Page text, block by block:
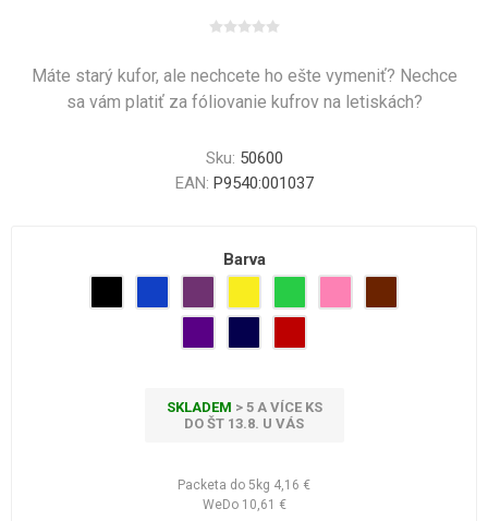
Máte starý kufor, ale nechcete ho ešte vymeniť? Nechce
sa vám platiť za fóliovanie kufrov na letiskách?
Sku: 50600
EAN: P9540:001037
Barva
SKLADEM > 5 A VÍCE KS
DO ŠT 13.8. U VÁS
Packeta do 5kg 4,16 €
WeDo 10,61 €